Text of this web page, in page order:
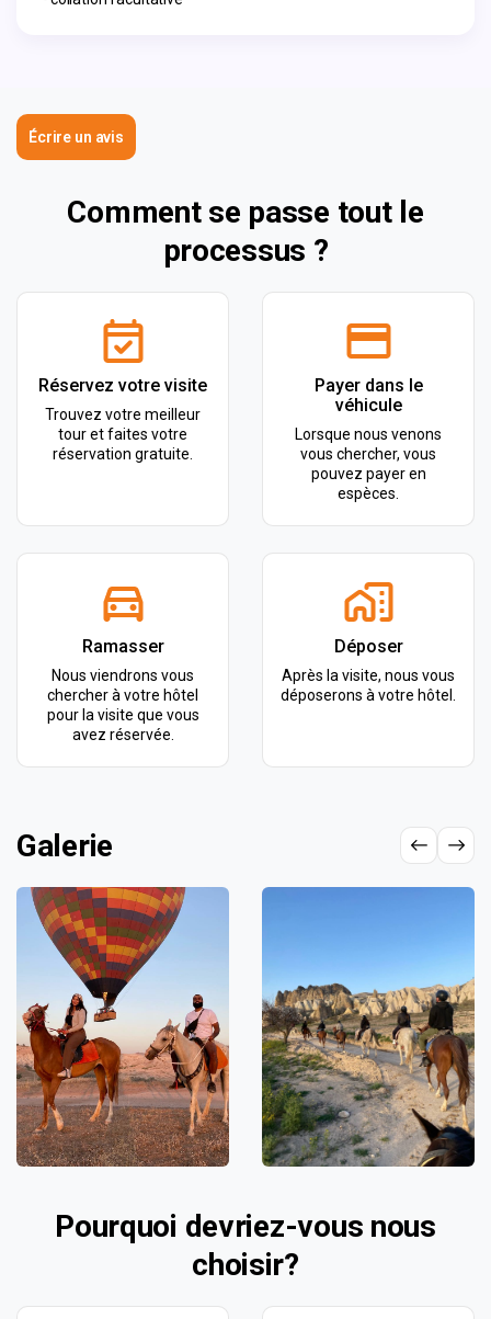
Écrire un avis
Comment se passe tout le
processus ?
Réservez votre visite
Trouvez votre meilleur
tour et faites votre
réservation gratuite.
Payer dans le
véhicule
Lorsque nous venons
vous chercher, vous
pouvez payer en
espèces.
Ramasser
Nous viendrons vous
chercher à votre hôtel
pour la visite que vous
avez réservée.
Déposer
Après la visite, nous vous
déposerons à votre hôtel.
Galerie
Pourquoi devriez-vous nous
choisir?